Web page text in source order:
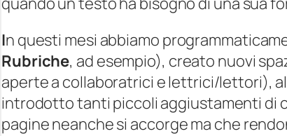
0
0
l
u
g
l
i
o
In questi mesi abbiamo
Rubriche, ad esempio), creato nuovi
aperte a collaboratrici e lettrici/lettori),
introdotto tanti piccoli aggiustamenti di
pagine neanche si accorge ma che